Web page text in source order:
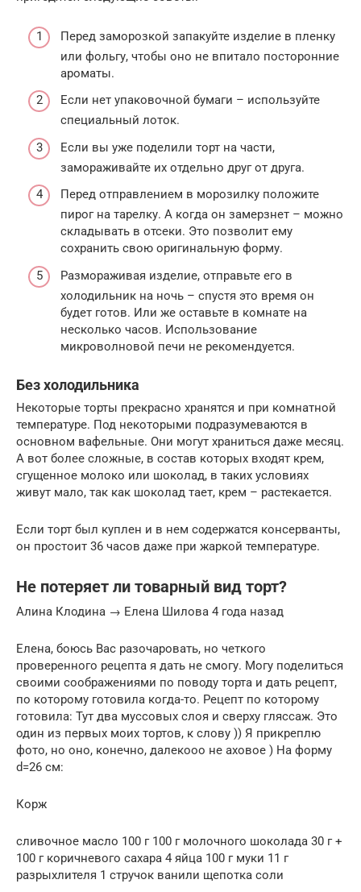
Перед заморозкой запакуйте изделие в пленку
или фольгу, чтобы оно не впитало посторонние
ароматы.
Если нет упаковочной бумаги – используйте
специальный лоток.
Если вы уже поделили торт на части,
замораживайте их отдельно друг от друга.
Перед отправлением в морозилку положите
пирог на тарелку. А когда он замерзнет – можно
складывать в отсеки. Это позволит ему
сохранить свою оригинальную форму.
Размораживая изделие, отправьте его в
холодильник на ночь – спустя это время он
будет готов. Или же оставьте в комнате на
несколько часов. Использование
микроволновой печи не рекомендуется.
Без холодильника
Некоторые торты прекрасно хранятся и при комнатной
температуре. Под некоторыми подразумеваются в
основном вафельные. Они могут храниться даже месяц.
А вот более сложные, в состав которых входят крем,
сгущенное молоко или шоколад, в таких условиях
живут мало, так как шоколад тает, крем – растекается.
Если торт был куплен и в нем содержатся консерванты,
он простоит 36 часов даже при жаркой температуре.
Не потеряет ли товарный вид торт?
Алина Клодина → Елена Шилова 4 года назад
Елена, боюсь Вас разочаровать, но четкого
проверенного рецепта я дать не смогу. Могу поделиться
своими соображениями по поводу торта и дать рецепт,
по которому готовила когда-то. Рецепт по которому
готовила: Тут два муссовых слоя и сверху гляссаж. Это
один из первых моих тортов, к слову )) Я прикреплю
фото, но оно, конечно, далекооо не аховое ) На форму
d=26 см:
Корж
сливочное масло 100 г 100 г молочного шоколада 30 г +
100 г коричневого сахара 4 яйца 100 г муки 11 г
разрыхлителя 1 стручок ванили щепотка соли